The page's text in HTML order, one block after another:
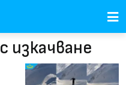
изкачване